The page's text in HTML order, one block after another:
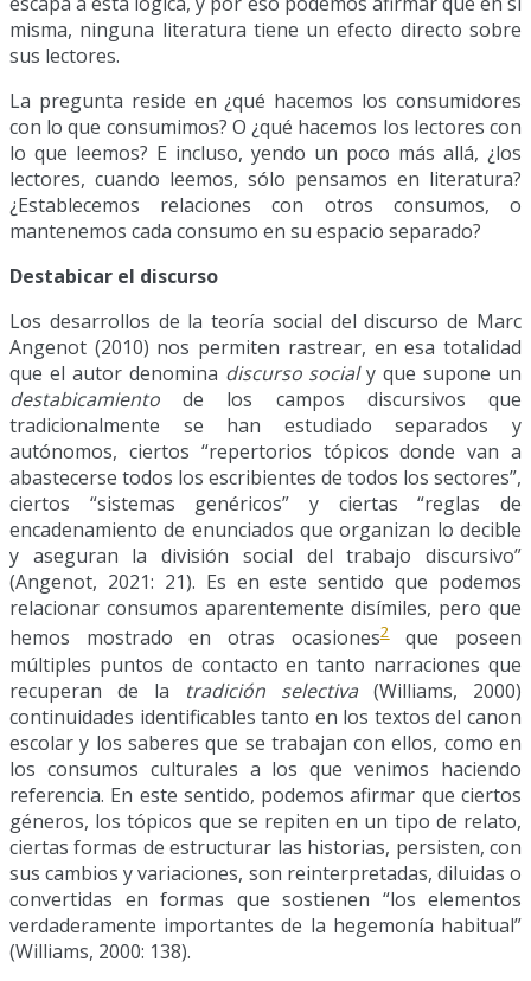
misma, ninguna literatura tiene un efecto directo sobre
sus lectores.
La pregunta reside en ¿qué hacemos los consumidores
con lo que consumimos? O ¿qué hacemos los lectores con
lo que leemos? E incluso, yendo un poco más allá, ¿los
lectores, cuando leemos, sólo pensamos en literatura?
¿Establecemos relaciones con otros consumos, o
mantenemos cada consumo en su espacio separado?
Destabicar el discurso
Los desarrollos de la teoría social del discurso de Marc
Angenot (2010) nos permiten rastrear, en esa totalidad
que el autor denomina discurso socialy que supone un
destabicamiento de los campos discursivos que
tradicionalmente se han estudiado separados y
autónomos, ciertos “repertorios tópicos donde van a
abastecerse todos los escribientes de todos los sectores”,
ciertos “sistemas genéricos” y ciertas “reglas de
encadenamiento de enunciados que organizan lo decible
y aseguran la división social del trabajo discursivo”
(Angenot, 2021: 21). Es en este sentido que podemos
relacionar consumos aparentemente disímiles, pero que
hemos mostrado en otras ocasiones2que poseen
múltiples puntos de contacto en tanto narraciones que
recuperan de la tradición selectiva (Williams, 2000)
continuidades identificables tanto en los textos del canon
escolar y los saberes que se trabajan con ellos, como en
los consumos culturales a los que venimos haciendo
referencia. En este sentido, podemos afirmar que ciertos
géneros, los tópicos que se repiten en un tipo de relato,
ciertas formas de estructurar las historias, persisten, con
sus cambios y variaciones, son reinterpretadas, diluidas o
convertidas en formas que sostienen “los elementos
verdaderamente importantes de la hegemonía habitual”
(Williams, 2000: 138).